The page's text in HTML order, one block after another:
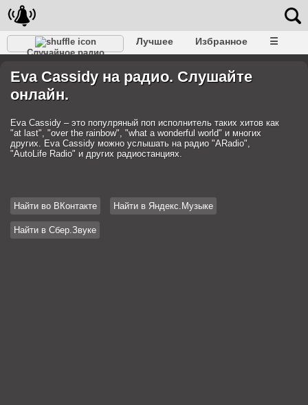
Случайное радио
Лучшее Избранное ☰
Eva Cassidy на радио. Слушайте
онлайн.
Eva Cassidy – это популряный поп исполнитель таких хитов как
"at last", "over the rainbow", "what a wonderful world" и многих
других. Eva Cassidy можно услышать на радио "ARadio",
"AutoLife Radio" и других радиостанциях.
Найти во ВКонтакте Найти в Яндекс.Музыке
Найти в Сбер.Звуке